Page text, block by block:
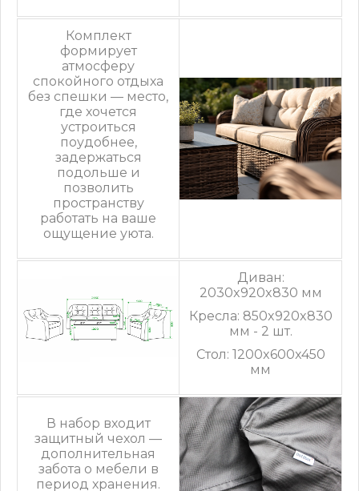
Комплект
формирует
атмосферу
спокойного отдыха
без спешки — место,
где хочется
устроиться
поудобнее,
задержаться
подольше и
позволить
пространству
работать на ваше
ощущение уюта.
Диван:
2030x920x830 мм
Кресла: 850x920x830
мм - 2 шт.
Стол: 1200x600x450
мм
В набор входит
защитный чехол —
дополнительная
забота о мебели в
период хранения.